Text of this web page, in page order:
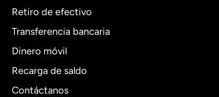
Retiro de efectivo
Transferencia bancaria
Dinero móvil
Recarga de saldo
Contáctanos